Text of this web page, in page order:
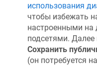
использования
чтобы избежать
настроенными на
подсетями.
Сохранить
(он потребуется